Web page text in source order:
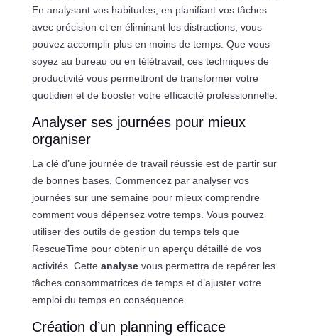
En analysant vos habitudes, en planifiant vos tâches
avec précision et en éliminant les distractions, vous
pouvez accomplir plus en moins de temps. Que vous
soyez au bureau ou en télétravail, ces techniques de
productivité vous permettront de transformer votre
quotidien et de booster votre efficacité professionnelle.
Analyser ses journées pour mieux
organiser
La clé d’une journée de travail réussie est de partir sur
de bonnes bases. Commencez par analyser vos
journées sur une semaine pour mieux comprendre
comment vous dépensez votre temps. Vous pouvez
utiliser des outils de gestion du temps tels que
RescueTime pour obtenir un aperçu détaillé de vos
activités. Cette analysevous permettra de repérer les
tâches consommatrices de temps et d’ajuster votre
emploi du temps en conséquence.
Création d’un planning efficace